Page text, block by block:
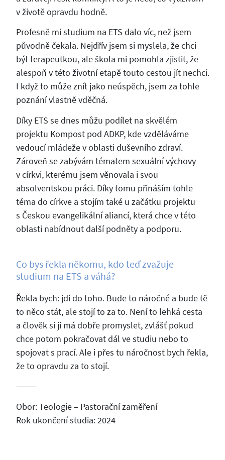
v životě opravdu hodně.
Profesně mi studium na ETS dalo víc, než jsem
původně čekala. Nejdřív jsem si myslela, že chci
být terapeutkou, ale škola mi pomohla zjistit, že
alespoň v této životní etapě touto cestou jít nechci.
I když to může znít jako neúspěch, jsem za tohle
poznání vlastně vděčná.
Díky ETS se dnes můžu podílet na skvělém
projektu Kompost pod ADKP, kde vzděláváme
vedoucí mládeže v oblasti duševního zdraví.
Zároveň se zabývám tématem sexuální výchovy
v církvi, kterému jsem věnovala i svou
absolventskou práci. Díky tomu přináším tohle
téma do církve a stojím také u začátku projektu
s Českou evangelikální aliancí, která chce v této
oblasti nabídnout další podněty a podporu.
Co bys řekla někomu, kdo teď zvažuje
studium na ETS a váhá?
Řekla bych: jdi do toho. Bude to náročné a bude tě
to něco stát, ale stojí to za to. Není to lehká cesta
a člověk si ji má dobře promyslet, zvlášť pokud
chce potom pokračovat dál ve studiu nebo to
spojovat s prací. Ale i přes tu náročnost bych řekla,
že to opravdu za to stojí.
⸻
Obor: Teologie – Pastorační zaměření
Rok ukončení studia: 2024